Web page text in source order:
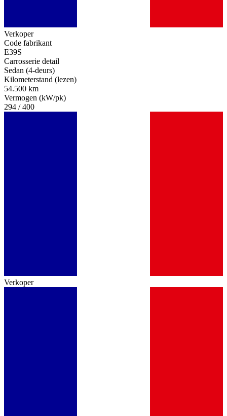
Verkoper
Code fabrikant
E39S
Carrosserie detail
Sedan (4-deurs)
Kilometerstand (lezen)
54.500 km
Vermogen (kW/pk)
294 / 400
Verkoper